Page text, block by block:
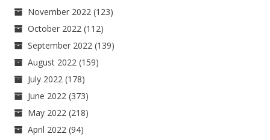
November 2022 (123)
October 2022 (112)
September 2022 (139)
August 2022 (159)
July 2022 (178)
June 2022 (373)
May 2022 (218)
April 2022 (94)